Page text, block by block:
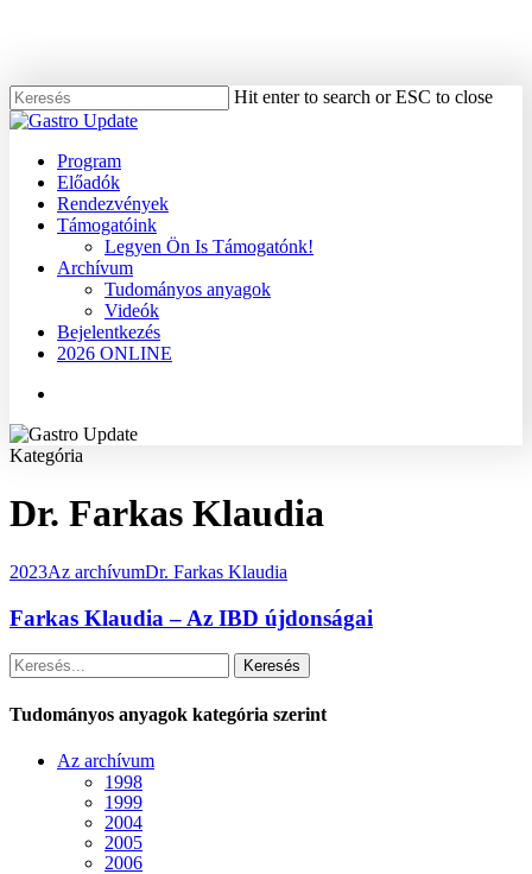
content
Hit enter to search or ESC to close
Close
Menu
Program
Előadók
Rendezvények
Támogatóink
Legyen Ön Is Támogatónk!
Archívum
Tudományos anyagok
Videók
Bejelentkezés
2026 ONLINE
Kategória
Dr. Farkas Klaudia
2023Az archívumDr. Farkas Klaudia
Farkas Klaudia – Az IBD újdonságai
Keresés
Tudományos anyagok kategória szerint
Az archívum
1998
1999
2004
2005
2006